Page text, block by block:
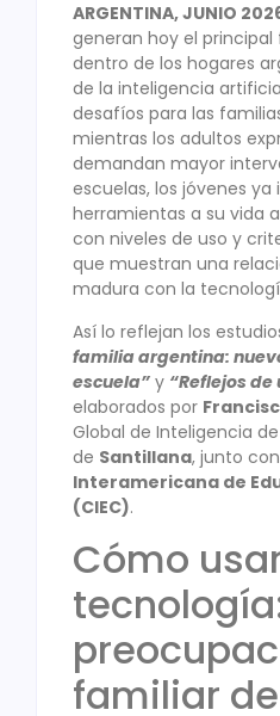
ARGENTINA, JUNIO
generan hoy el
dentro de los hogares
de la inteligencia
desafíos para las
mientras los adultos
demandan mayor
escuelas, los jóvenes
herramientas a su vida
con niveles de uso y
que muestran una
madura con la
Así lo reflejan los
familia argentina:
escuela” y “Reflejos
elaborados por
Global de Inteligencia
de Santillana, junto
Interamericana de
(CIEC).
Cómo
familiar